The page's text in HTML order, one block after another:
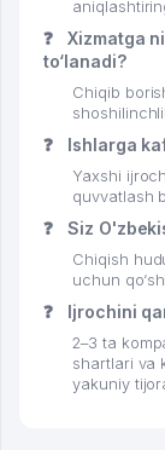
❓
Xizmatga
to‘lanadi?
Chiqib
❓ Ishlarga
Yaxshi
quvvatlash
❓ Siz
Chiqish
uchun
❓ Ijrochini
2–3 ta
shartlari va
yakuniy